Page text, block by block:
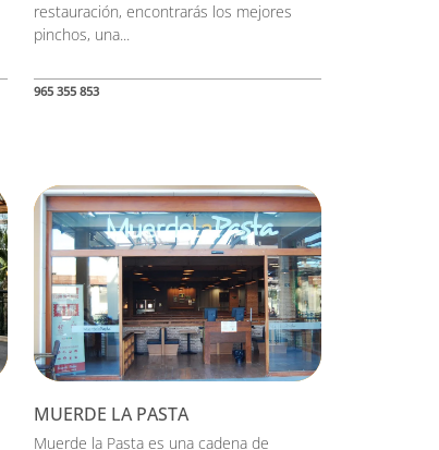
restauración, encontrarás los mejores
pinchos, una...
965 355 853
MUERDE LA PASTA
Muerde la Pasta es una cadena de